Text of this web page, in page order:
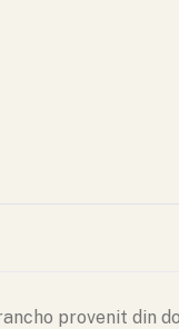
provenit din